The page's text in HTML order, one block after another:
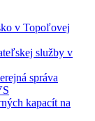
v Topoľovej
služby v
správa
kapacít na